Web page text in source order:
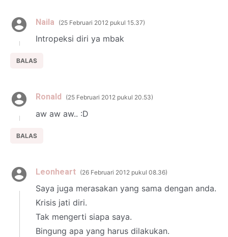
Naila 25 Februari 2012 pukul 15.37
Intropeksi diri ya mbak
BALAS
Ronald 25 Februari 2012 pukul 20.53
aw aw aw.. :D
BALAS
Leonheart 26 Februari 2012 pukul 08.36
Saya juga merasakan yang sama dengan anda.
Krisis jati diri.
Tak mengerti siapa saya.
Bingung apa yang harus dilakukan.